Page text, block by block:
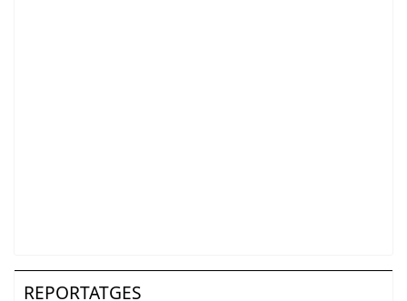
REPORTATGES